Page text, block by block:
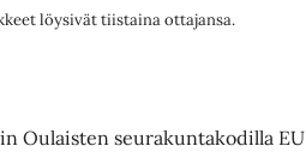
löysivät tiistaina ottajansa.
Oulaisten seurakuntakodilla